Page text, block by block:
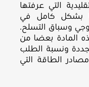
التي عرفتها
بشكل كامل في
وسباق التسلح.
المادة بعضا من
ونسبة الطلب
الطاقة التي